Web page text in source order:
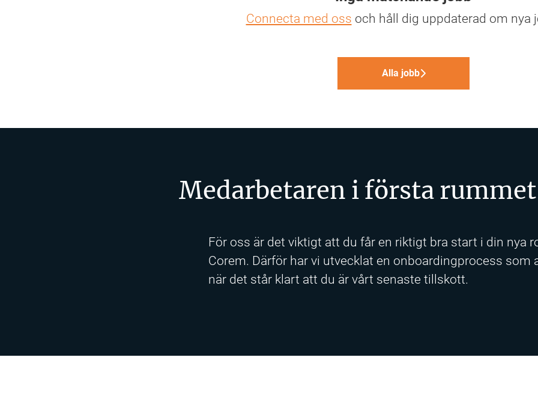
Connecta med oss och håll dig uppdaterad om nya
Alla jobb
Medarbetaren i första
För oss är det viktigt att du får en riktigt bra start i din nya
Corem. Därför har vi utvecklat en onboardingprocess som
när det står klart att du är vårt senaste tillskott.